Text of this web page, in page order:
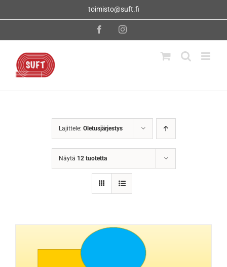
toimisto@suft.fi
FacebookInstagram
Lajittele: Oletusjärjestys
Näytä 12 tuotetta